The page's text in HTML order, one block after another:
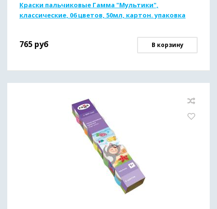
Краски пальчиковые Гамма "Мультики",
классические, 06 цветов, 50мл, картон. упаковка
765 руб В корзину